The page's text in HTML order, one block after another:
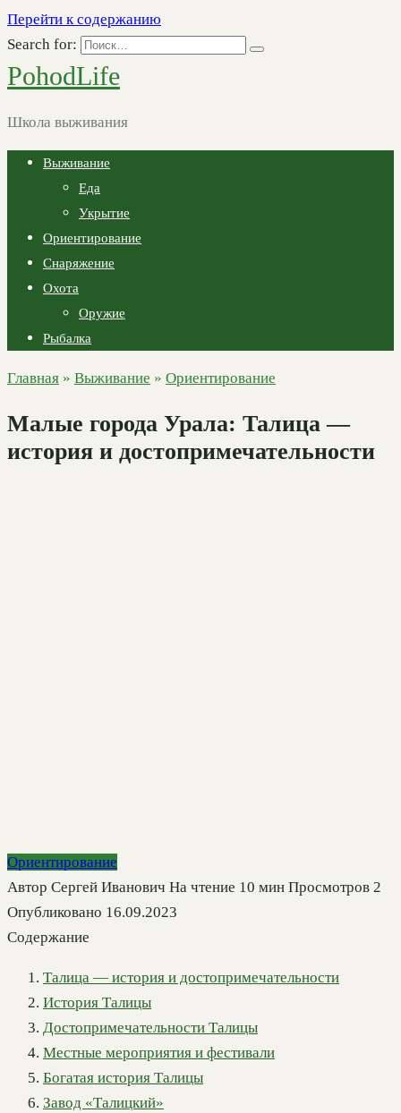
Перейти к содержанию
Search for:
PohodLife
Школа выживания
Выживание
Еда
Укрытие
Ориентирование
Снаряжение
Охота
Оружие
Рыбалка
Главная » Выживание » Ориентирование
Малые города Урала: Талица —
история и достопримечательности
Ориентирование
Автор Сергей Иванович На чтение 10 мин Просмотров 2
Опубликовано 16.09.2023
Содержание
Талица — история и достопримечательности
История Талицы
Достопримечательности Талицы
Местные мероприятия и фестивали
Богатая история Талицы
Завод «Талицкий»